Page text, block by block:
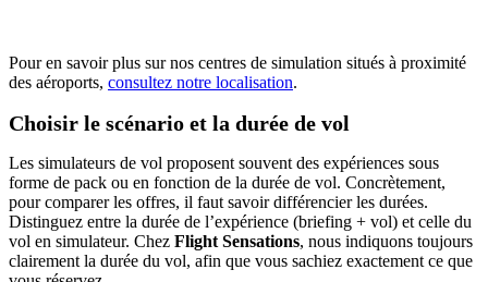
Pour en savoir plus sur nos centres de simulation situés à proximité
des aéroports, consultez notre localisation.
Choisir le scénario et la durée de vol
Les simulateurs de vol proposent souvent des expériences sous
forme de pack ou en fonction de la durée de vol. Concrètement,
pour comparer les offres, il faut savoir différencier les durées.
Distinguez entre la durée de l’expérience (briefing + vol) et celle du
vol en simulateur. Chez Flight Sensations, nous indiquons toujours
clairement la durée du vol, afin que vous sachiez exactement ce que